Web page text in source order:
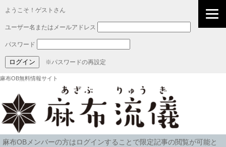
ようこそ！ゲストさん
ユーザー名またはメールアドレス
パスワード
※パスワードの再設定
麻布OB無料情報サイト
麻布OBメンバーの方はログインすることで限定記事の閲覧が可能と